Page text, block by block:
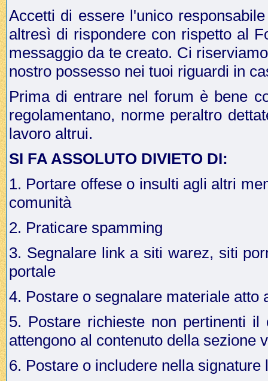
Accetti di essere l'unico
altresì di rispondere con rispetto al
messaggio da te creato. Ci
nostro possesso nei tuoi riguardi in
Prima di entrare nel forum è bene
regolamentano, norme peraltro
lavoro altrui.
SI FA ASSOLUTO DIVIETO DI:
1. Portare offese o insulti agli altri
comunità
2. Praticare spamming
3. Segnalare link a siti warez, siti
portale
4. Postare o segnalare materiale
5. Postare richieste non pertinenti
attengono al contenuto della sezione
6. Postare o includere nella